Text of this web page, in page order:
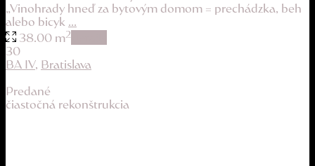
„Vinohrady hneď za bytovým domom = prechádzka, beh
alebo bicyk ...
38.00 m2
30
BA IV, Bratislava
Predané
čiastočná rekonštrukcia